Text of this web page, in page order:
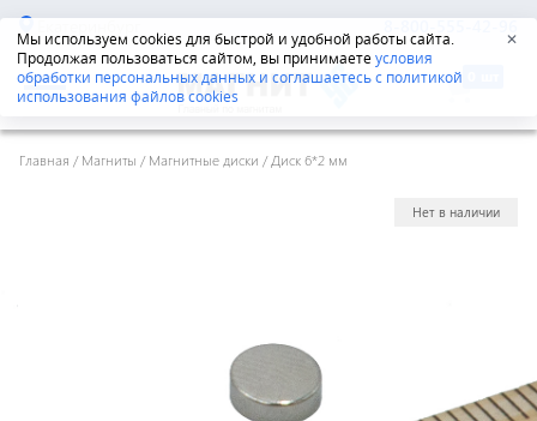
Мы используем cookies для быстрой и удобной работы сайта.
Продолжая пользоваться сайтом, вы принимаетеусловия
обработки персональных данных и соглашаетесь с политикой
использования файлов cookies
✕
Екатеринбург 8-800-555-42-96
Главная /Магниты /Магнитные диски /Диск 6*2 мм
Нет в наличии